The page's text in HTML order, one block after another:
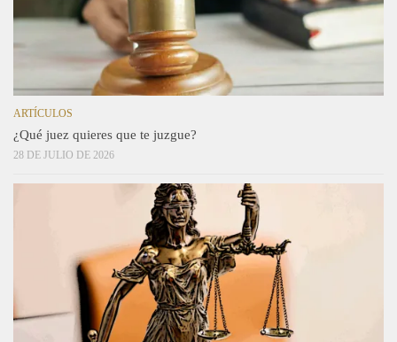
ARTÍCULOS
¿Qué juez quieres que te juzgue?
28 DE JULIO DE 2026